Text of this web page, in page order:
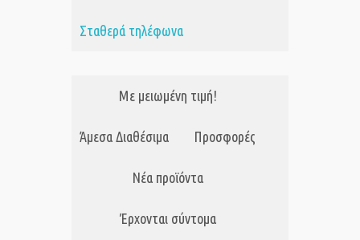
Σταθερά τηλέφωνα
Με μειωμένη τιμή!
Άμεσα Διαθέσιμα Προσφορές
Νέα προϊόντα
Έρχονται σύντομα